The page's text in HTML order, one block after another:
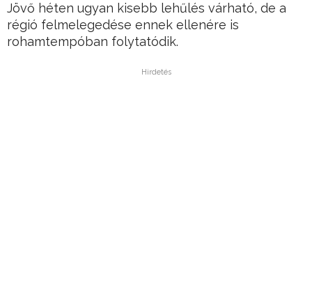
Jövő héten ugyan kisebb lehűlés várható, de a
régió felmelegedése ennek ellenére is
rohamtempóban folytatódik.
Hirdetés